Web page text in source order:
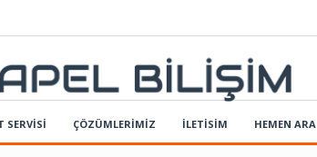
SERVİSİ ÇÖZÜMLERIMIZ İLETİSİM HEMEN ARA